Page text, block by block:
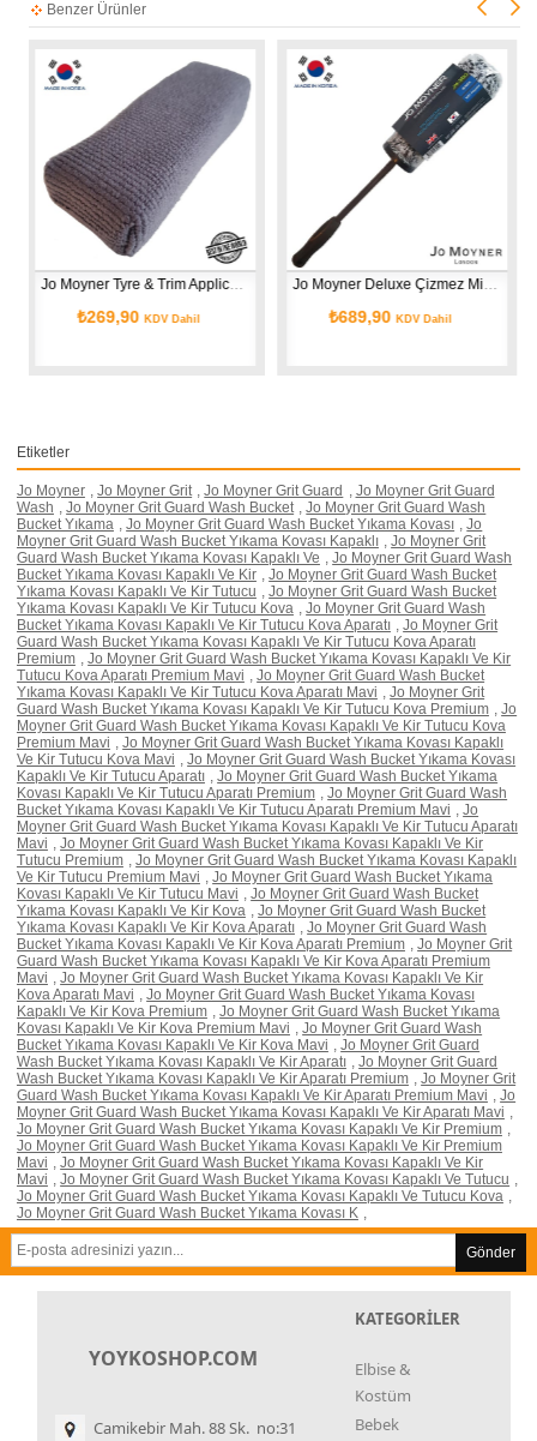
Benzer Ürünler
Jo Moyner Tyre & Trim Applicator - Lastik ve Plastik Uygulama Pedi Aplikatörü Kore'den ithal
KDV Dahil
Jo Moyner Deluxe Çizmez Mikrofiber Hızlı Jant Temizleme Fırçası Büyük Boy Kore'den ithal
KDV Dahil
Etiketler
Jo Moyner , Jo Moyner Grit , Jo Moyner Grit Guard , Jo Moyner Grit Guard
Wash , Jo Moyner Grit Guard Wash Bucket , Jo Moyner Grit Guard Wash
Bucket Yıkama , Jo Moyner Grit Guard Wash Bucket Yıkama Kovası , Jo
Moyner Grit Guard Wash Bucket Yıkama Kovası Kapaklı , Jo Moyner Grit
Guard Wash Bucket Yıkama Kovası Kapaklı Ve , Jo Moyner Grit Guard Wash
Bucket Yıkama Kovası Kapaklı Ve Kir , Jo Moyner Grit Guard Wash Bucket
Yıkama Kovası Kapaklı Ve Kir Tutucu , Jo Moyner Grit Guard Wash Bucket
Yıkama Kovası Kapaklı Ve Kir Tutucu Kova , Jo Moyner Grit Guard Wash
Bucket Yıkama Kovası Kapaklı Ve Kir Tutucu Kova Aparatı , Jo Moyner Grit
Guard Wash Bucket Yıkama Kovası Kapaklı Ve Kir Tutucu Kova Aparatı
Premium , Jo Moyner Grit Guard Wash Bucket Yıkama Kovası Kapaklı Ve Kir
Tutucu Kova Aparatı Premium Mavi , Jo Moyner Grit Guard Wash Bucket
Yıkama Kovası Kapaklı Ve Kir Tutucu Kova Aparatı Mavi , Jo Moyner Grit
Guard Wash Bucket Yıkama Kovası Kapaklı Ve Kir Tutucu Kova Premium , Jo
Moyner Grit Guard Wash Bucket Yıkama Kovası Kapaklı Ve Kir Tutucu Kova
Premium Mavi , Jo Moyner Grit Guard Wash Bucket Yıkama Kovası Kapaklı
Ve Kir Tutucu Kova Mavi , Jo Moyner Grit Guard Wash Bucket Yıkama Kovası
Kapaklı Ve Kir Tutucu Aparatı , Jo Moyner Grit Guard Wash Bucket Yıkama
Kovası Kapaklı Ve Kir Tutucu Aparatı Premium , Jo Moyner Grit Guard Wash
Bucket Yıkama Kovası Kapaklı Ve Kir Tutucu Aparatı Premium Mavi , Jo
Moyner Grit Guard Wash Bucket Yıkama Kovası Kapaklı Ve Kir Tutucu Aparatı
Mavi , Jo Moyner Grit Guard Wash Bucket Yıkama Kovası Kapaklı Ve Kir
Tutucu Premium , Jo Moyner Grit Guard Wash Bucket Yıkama Kovası Kapaklı
Ve Kir Tutucu Premium Mavi , Jo Moyner Grit Guard Wash Bucket Yıkama
Kovası Kapaklı Ve Kir Tutucu Mavi , Jo Moyner Grit Guard Wash Bucket
Yıkama Kovası Kapaklı Ve Kir Kova , Jo Moyner Grit Guard Wash Bucket
Yıkama Kovası Kapaklı Ve Kir Kova Aparatı , Jo Moyner Grit Guard Wash
Bucket Yıkama Kovası Kapaklı Ve Kir Kova Aparatı Premium , Jo Moyner Grit
Guard Wash Bucket Yıkama Kovası Kapaklı Ve Kir Kova Aparatı Premium
Mavi , Jo Moyner Grit Guard Wash Bucket Yıkama Kovası Kapaklı Ve Kir
Kova Aparatı Mavi , Jo Moyner Grit Guard Wash Bucket Yıkama Kovası
Kapaklı Ve Kir Kova Premium , Jo Moyner Grit Guard Wash Bucket Yıkama
Kovası Kapaklı Ve Kir Kova Premium Mavi , Jo Moyner Grit Guard Wash
Bucket Yıkama Kovası Kapaklı Ve Kir Kova Mavi , Jo Moyner Grit Guard
Wash Bucket Yıkama Kovası Kapaklı Ve Kir Aparatı , Jo Moyner Grit Guard
Wash Bucket Yıkama Kovası Kapaklı Ve Kir Aparatı Premium , Jo Moyner Grit
Guard Wash Bucket Yıkama Kovası Kapaklı Ve Kir Aparatı Premium Mavi , Jo
Moyner Grit Guard Wash Bucket Yıkama Kovası Kapaklı Ve Kir Aparatı Mavi ,
Jo Moyner Grit Guard Wash Bucket Yıkama Kovası Kapaklı Ve Kir Premium ,
Jo Moyner Grit Guard Wash Bucket Yıkama Kovası Kapaklı Ve Kir Premium
Mavi , Jo Moyner Grit Guard Wash Bucket Yıkama Kovası Kapaklı Ve Kir
Mavi , Jo Moyner Grit Guard Wash Bucket Yıkama Kovası Kapaklı Ve Tutucu ,
Jo Moyner Grit Guard Wash Bucket Yıkama Kovası Kapaklı Ve Tutucu Kova ,
Jo Moyner Grit Guard Wash Bucket Yıkama Kovası K ,
Gönder
YOYKOSHOP.COM
Camikebir Mah. 88 Sk. no:31
KATEGORİLER
Elbise &
Kostüm
Bebek